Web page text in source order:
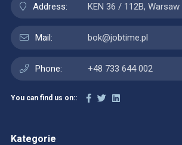
Address: KEN 36 / 112B, Warsaw
Mail: bok@jobtime.pl
Phone: +48 733 644 002
You can find us on::
Kategorie